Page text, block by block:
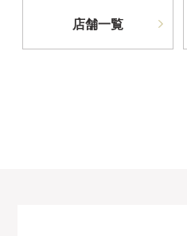
店舗一覧